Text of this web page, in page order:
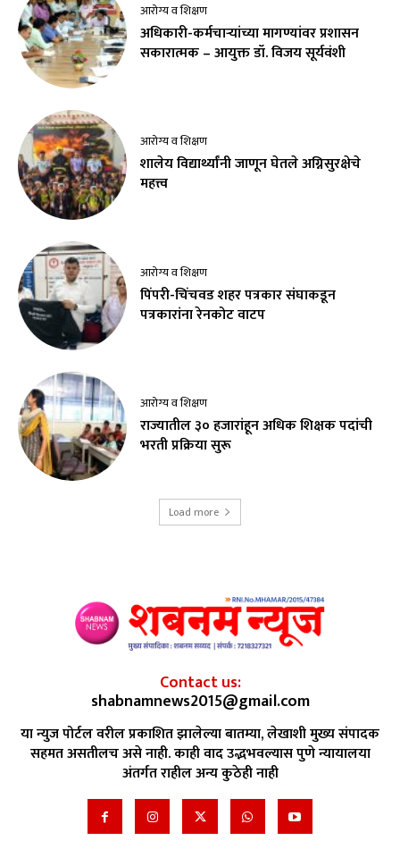
आरोग्य व शिक्षण
अधिकारी-कर्मचाऱ्यांच्या मागण्यांवर प्रशासन
सकारात्मक – आयुक्त डॉ. विजय सूर्यवंशी
आरोग्य व शिक्षण
शालेय विद्यार्थ्यांनी जाणून घेतले अग्निसुरक्षेचे
महत्त्व
आरोग्य व शिक्षण
पिंपरी-चिंचवड शहर पत्रकार संघाकडून
पत्रकारांना रेनकोट वाटप
आरोग्य व शिक्षण
राज्यातील ३० हजारांहून अधिक शिक्षक पदांची
भरती प्रक्रिया सुरू
Load more
Contact us:
shabnamnews2015@gmail.com
या न्युज पोर्टल वरील प्रकाशित झालेल्या बातम्या, लेखाशी मुख्य संपादक
सहमत असतीलच असे नाही. काही वाद उद्भभवल्यास पुणे न्यायालया
अंतर्गत राहील अन्य कुठेही नाही